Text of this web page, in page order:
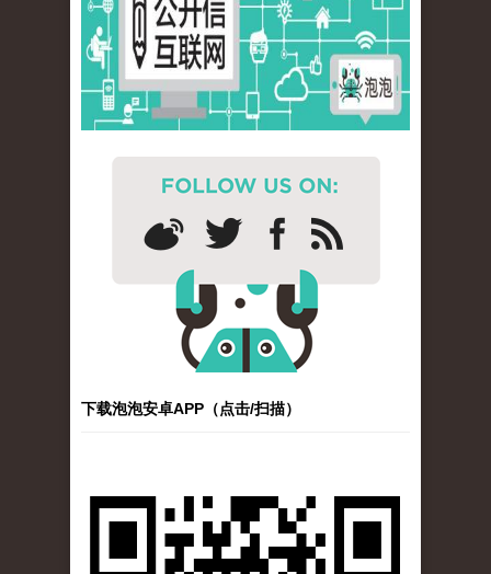
下载泡泡安卓APP（点击/扫描）